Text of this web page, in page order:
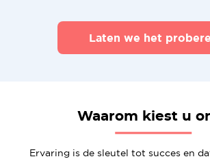
Laten we het
Waarom kiest u
Ervaring is de sleutel tot succes en